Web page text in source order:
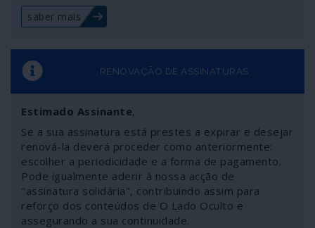
saber mais
RENOVAÇÃO DE ASSINATURAS
Estimado Assinante,
Se a sua assinatura está prestes a expirar e desejar
renová-la deverá proceder como anteriormente:
escolher a periodicidade e a forma de pagamento.
Pode igualmente aderir à nossa acção de
"assinatura solidária", contribuindo assim para
reforço dos conteúdos de O Lado Oculto e
assegurando a sua continuidade.